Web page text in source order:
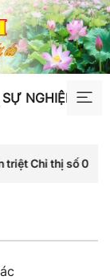
NGHIỆP TƯ
nhất nhận